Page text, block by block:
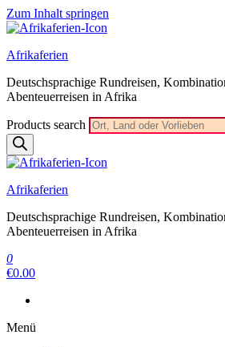
Zum Inhalt springen
Afrikaferien
Deutschsprachige Rundreisen,
Abenteuerreisen in Afrika
Products search
Afrikaferien
Deutschsprachige Rundreisen,
Abenteuerreisen in Afrika
0
€0.00
Menü